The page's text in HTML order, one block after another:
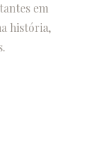
em
história,